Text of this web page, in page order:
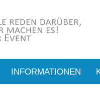
INFORMATIONEN